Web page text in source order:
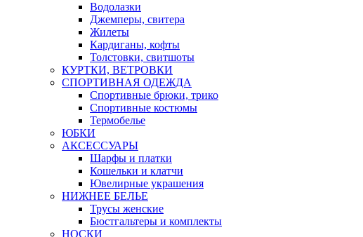
Водолазки
Джемперы, свитера
Жилеты
Кардиганы, кофты
Толстовки, свитшоты
КУРТКИ, ВЕТРОВКИ
СПОРТИВНАЯ ОДЕЖДА
Спортивные брюки, трико
Спортивные костюмы
Термобелье
ЮБКИ
AКСЕССУАРЫ
Шарфы и платки
Кошельки и клатчи
Ювелирные украшения
НИЖНЕЕ БЕЛЬЕ
Трусы женские
Бюстгальтеры и комплекты
НОСКИ